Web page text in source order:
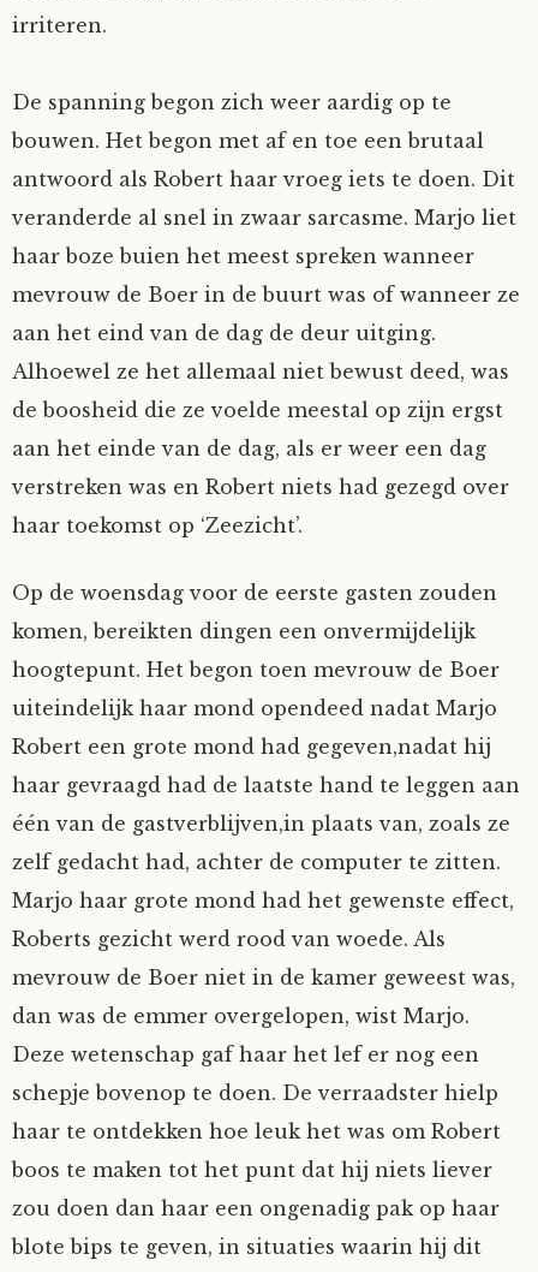
irriteren.
De spanning begon zich weer aardig op te
bouwen. Het begon met af en toe een brutaal
antwoord als Robert haar vroeg iets te doen. Dit
veranderde al snel in zwaar sarcasme. Marjo liet
haar boze buien het meest spreken wanneer
mevrouw de Boer in de buurt was of wanneer ze
aan het eind van de dag de deur uitging.
Alhoewel ze het allemaal niet bewust deed, was
de boosheid die ze voelde meestal op zijn ergst
aan het einde van de dag, als er weer een dag
verstreken was en Robert niets had gezegd over
haar toekomst op ‘Zeezicht’.
Op de woensdag voor de eerste gasten zouden
komen, bereikten dingen een onvermijdelijk
hoogtepunt. Het begon toen mevrouw de Boer
uiteindelijk haar mond opendeed nadat Marjo
Robert een grote mond had gegeven,nadat hij
haar gevraagd had de laatste hand te leggen aan
één van de gastverblijven,in plaats van, zoals ze
zelf gedacht had, achter de computer te zitten.
Marjo haar grote mond had het gewenste effect,
Roberts gezicht werd rood van woede. Als
mevrouw de Boer niet in de kamer geweest was,
dan was de emmer overgelopen, wist Marjo.
Deze wetenschap gaf haar het lef er nog een
schepje bovenop te doen. De verraadster hielp
haar te ontdekken hoe leuk het was om Robert
boos te maken tot het punt dat hij niets liever
zou doen dan haar een ongenadig pak op haar
blote bips te geven, in situaties waarin hij dit